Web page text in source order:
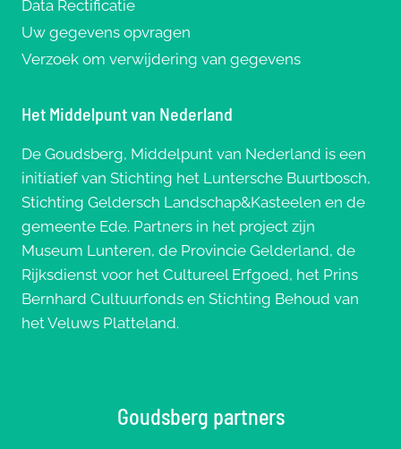
Data Rectificatie
Uw gegevens opvragen
Verzoek om verwijdering van gegevens
Het Middelpunt van Nederland
De Goudsberg, Middelpunt van Nederland is een
initiatief van Stichting het Luntersche Buurtbosch,
Stichting Geldersch Landschap&Kasteelen en de
gemeente Ede. Partners in het project zijn
Museum Lunteren, de Provincie Gelderland, de
Rijksdienst voor het Cultureel Erfgoed, het Prins
Bernhard Cultuurfonds en Stichting Behoud van
het Veluws Platteland.
Goudsberg partners